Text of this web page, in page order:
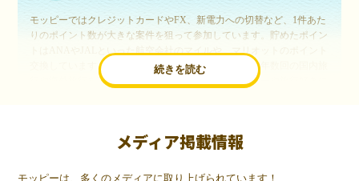
続きを読む
モッピーではクレジットカードやFX、新電力への切替など、1件あた
りのポイント数が大きな案件を狙って参加しています。貯めたポイン
交換しています。このようにすることで、ほぼ無料で年数回の国内旅
行や海外旅行を実現しています。モッピーは陸マイラーや旅行好きに
いつものネットショッピングが、モッピーでお得
（20代・女性）
メディア掲載情報
モッピーは、多くのメディアに取り上げられています！